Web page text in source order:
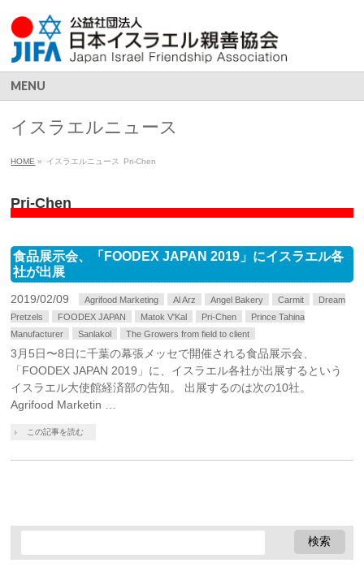
MENU
イスラエルニュース
HOME » イスラエルニュース Pri-Chen
Pri-Chen
食品展示会、「FOODEX JAPAN 2019」にイスラエル各
社が出展
2019/02/09 Agrifood Marketing Al Arz Angel Bakery Carmit
Dream
Pretzels
FOODEX JAPAN Matok V'Kal Pri-Chen
Prince Tahina
Manufacturer
Sanlakol The Growers from field to client
3月5日〜8日に千葉の幕張メッセで開催される食品展示会、
「FOODEX JAPAN 2019」に、イスラエル各社が出展するという
イスラエル大使館経済部の告知。 出展するのは次の10社。
Agrifood Marketin …
この記事を読む